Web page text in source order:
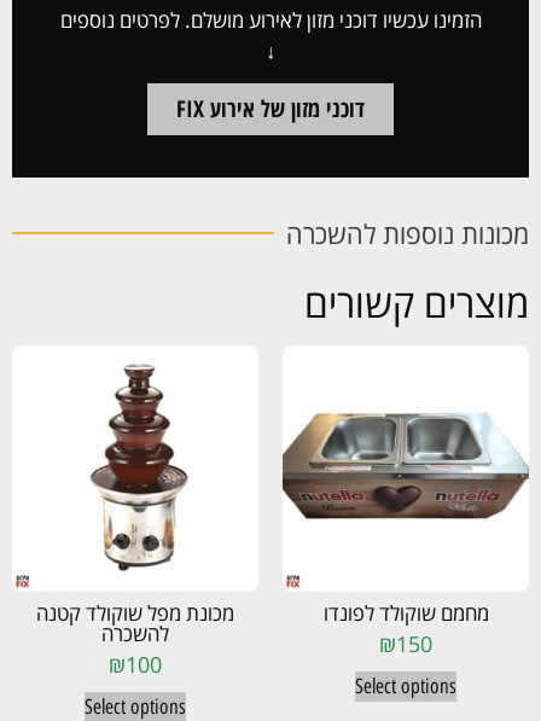
הזמינו עכשיו דוכני מזון לאירוע מושלם. לפרטים נוספים
↓
דוכני מזון של אירוע FIX
מכונות נוספות להשכרה
מוצרים קשורים
מחמם שוקולד לפונדו
₪150
Select options
מכונת מפל שוקולד קטנה
להשכרה
₪100
Select options